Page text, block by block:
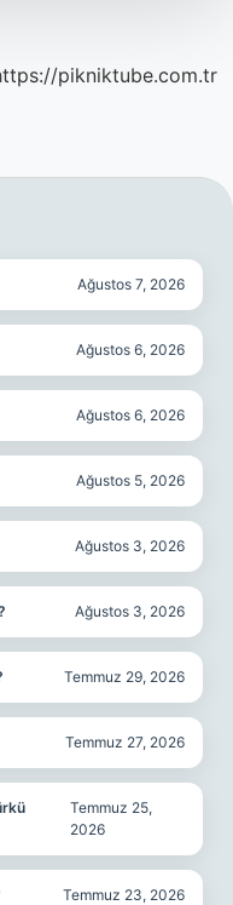
pikniktube.com.tr
Ağustos 7, 2026
Ağustos 6, 2026
Ağustos 6, 2026
Ağustos 5, 2026
Ağustos 3, 2026
Ağustos 3, 2026
Temmuz 29, 2026
Temmuz 27, 2026
Temmuz 25,
2026
Temmuz 23, 2026